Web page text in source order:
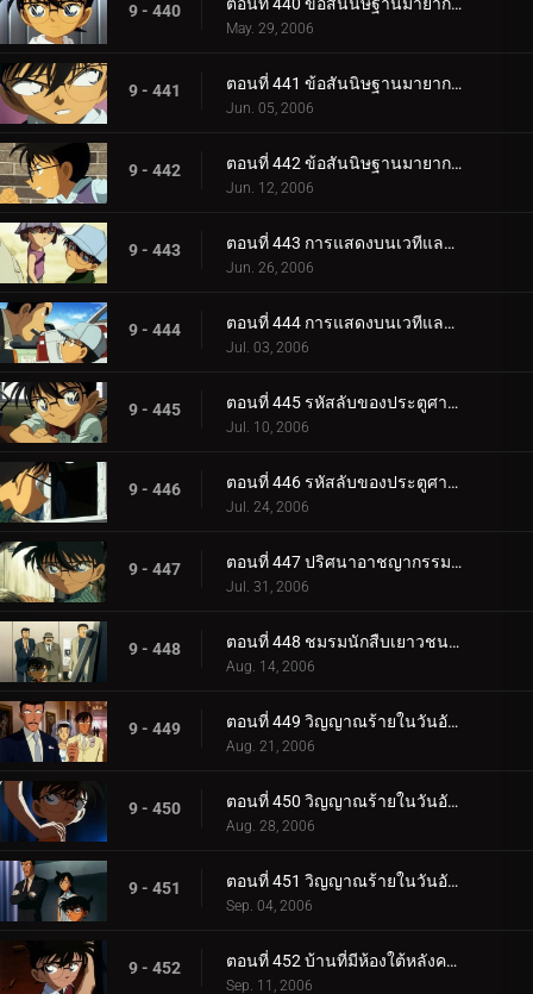
9 - 440 ตอนที่ 440 ข้อสันนิษฐานมายากลของโคนันและเฮจิ (ภาควางกับดัก)
May. 29, 2006
9 - 441 ตอนที่ 441 ข้อสันนิษฐานมายากลของโคนันและเฮจิ (ภาคคฤหาสน์)
Jun. 05, 2006
9 - 442 ตอนที่ 442 ข้อสันนิษฐานมายากลของโคนันและเฮจิ (ภาคไขปริศนา)
Jun. 12, 2006
9 - 443 ตอนที่ 443 การแสดงบนเวทีและการลักพาตัว (ตอนแรก)
Jun. 26, 2006
9 - 444 ตอนที่ 444 การแสดงบนเวทีและการลักพาตัว (ตอนจบ)
Jul. 03, 2006
9 - 445 ตอนที่ 445 รหัสลับของประตูศาลเจ้า (ตอนแรก)
Jul. 10, 2006
9 - 446 ตอนที่ 446 รหัสลับของประตูศาลเจ้า (ตอนจบ)
Jul. 24, 2006
9 - 447 ตอนที่ 447 ปริศนาอาชญากรรมครึ่งเดียว
Jul. 31, 2006
9 - 448 ตอนที่ 448 ชมรมนักสืบเยาวชนกับนกสีฟ้า
Aug. 14, 2006
9 - 449 ตอนที่ 449 วิญญาณร้ายในวันอับโชค (ภาคคดี)
Aug. 21, 2006
9 - 450 ตอนที่ 450 วิญญาณร้ายในวันอับโชค (ภาคสงสัย)
Aug. 28, 2006
9 - 451 ตอนที่ 451 วิญญาณร้ายในวันอับโชค (ภาคไขปริศนา)
Sep. 04, 2006
9 - 452 ตอนที่ 452 บ้านที่มีห้องใต้หลังคาแห่งเมืองเบกะ
Sep. 11, 2006